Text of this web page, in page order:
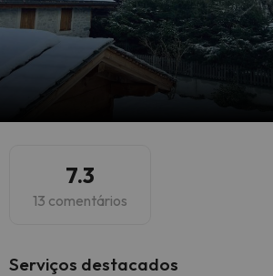
7.3
13 comentários
Serviços destacados